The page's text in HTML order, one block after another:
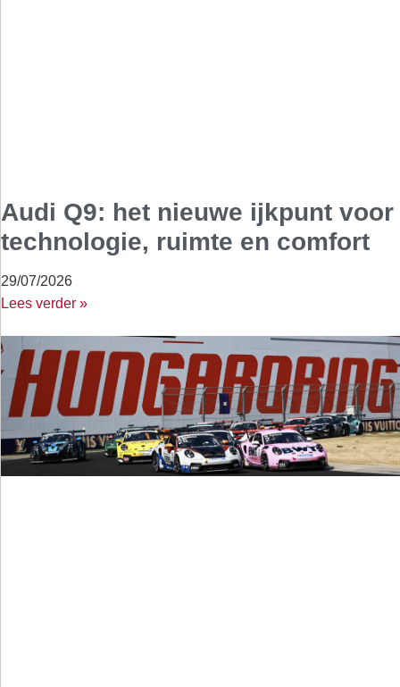
Audi Q9: het nieuwe ijkpunt voor
technologie, ruimte en comfort
29/07/2026
Lees verder »